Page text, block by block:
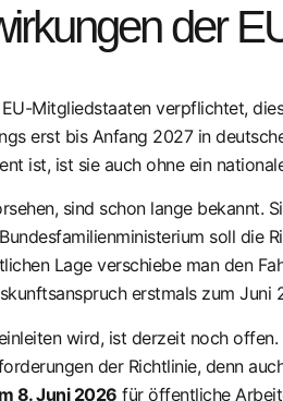
der
Mitgliedstaaten verpflichtet,
erst bis Anfang 2027 in
ist, ist sie auch ohne ein
sind schon lange
soll
Lage verschiebe man den
erstmals zum Juni
wird, ist derzeit noch
der Richtlinie, denn
8. Juni 2026 für öffentliche